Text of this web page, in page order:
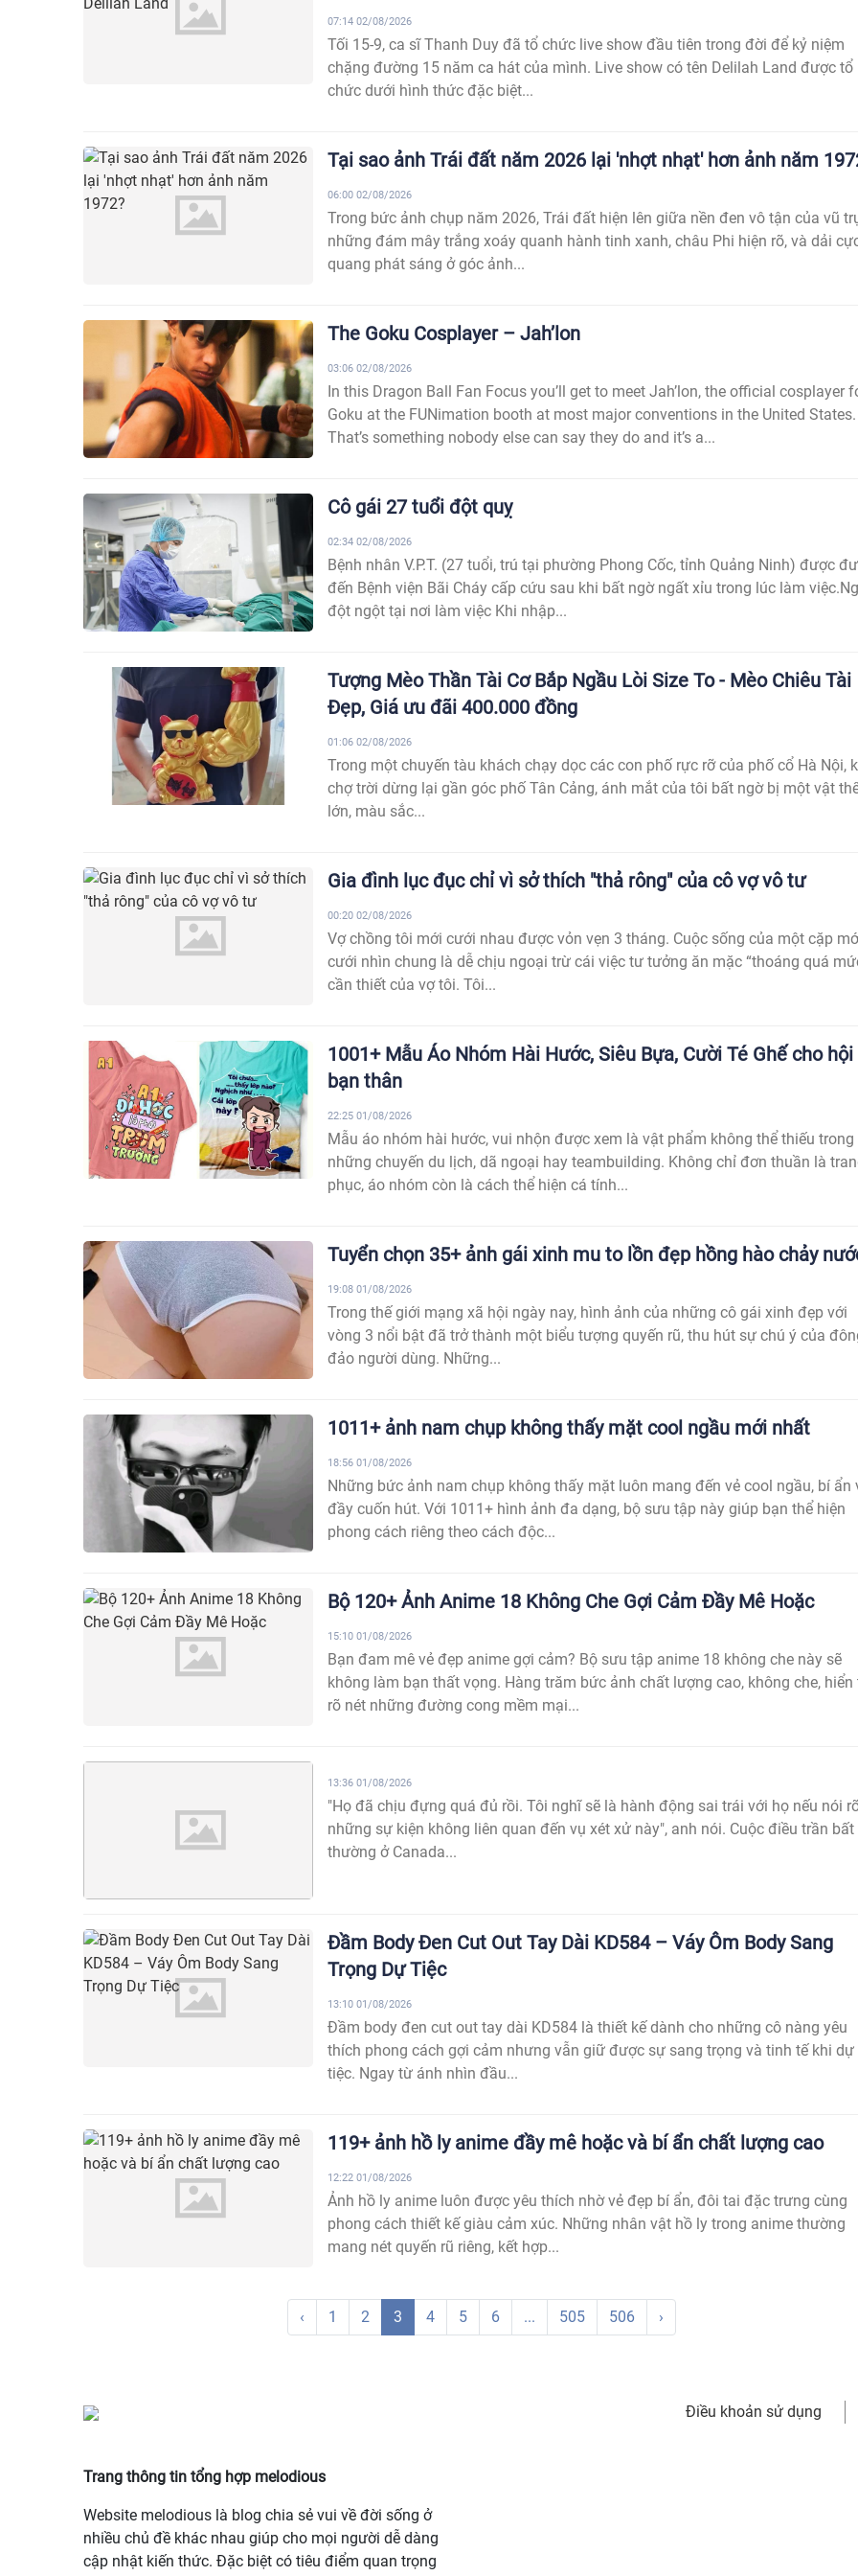
Tối 15-9, ca sĩ Thanh Duy đã tổ chức live show đầu tiên trong đời để kỷ niệm
chặng đường 15 năm ca hát của mình. Live show có tên Delilah Land được tổ
chức dưới hình thức đặc biệt...
07:14 02/08/2026
Tại sao ảnh Trái đất năm 2026 lại 'nhợt nhạt' hơn ảnh năm
Trong bức ảnh chụp năm 2026, Trái đất hiện lên giữa nền đen vô tận của vũ
những đám mây trắng xoáy quanh hành tinh xanh, châu Phi hiện rõ, và dải
quang phát sáng ở góc ảnh...
06:00 02/08/2026
The Goku Cosplayer – Jah’lon
In this Dragon Ball Fan Focus you’ll get to meet Jah’lon, the official cosplayer
Goku at the FUNimation booth at most major conventions in the United States.
That’s something nobody else can say they do and it’s a...
03:06 02/08/2026
Cô gái 27 tuổi đột quỵ
Bệnh nhân V.P.T. (27 tuổi, trú tại phường Phong Cốc, tỉnh Quảng Ninh) được
đến Bệnh viện Bãi Cháy cấp cứu sau khi bất ngờ ngất xỉu trong lúc làm
đột ngột tại nơi làm việc Khi nhập...
02:34 02/08/2026
Tượng Mèo Thần Tài Cơ Bắp Ngầu Lòi Size To - Mèo Chiêu Tài
Đẹp, Giá ưu đãi 400.000 đồng
Trong một chuyến tàu khách chạy dọc các con phố rực rỡ của phố cổ Hà Nội,
chợ trời dừng lại gần góc phố Tân Cảng, ánh mắt của tôi bất ngờ bị một vật
lớn, màu sắc...
01:06 02/08/2026
Gia đình lục đục chỉ vì sở thích "thả rông" của cô vợ vô tư
Vợ chồng tôi mới cưới nhau được vỏn vẹn 3 tháng. Cuộc sống của một cặp
cưới nhìn chung là dễ chịu ngoại trừ cái việc tư tưởng ăn mặc “thoáng quá
cần thiết của vợ tôi. Tôi...
00:20 02/08/2026
1001+ Mẫu Áo Nhóm Hài Hước, Siêu Bựa, Cười Té Ghế cho hội
bạn thân
Mẫu áo nhóm hài hước, vui nhộn được xem là vật phẩm không thể thiếu trong
những chuyến du lịch, dã ngoại hay teambuilding. Không chỉ đơn thuần là
phục, áo nhóm còn là cách thể hiện cá tính...
22:25 01/08/2026
Tuyển chọn 35+ ảnh gái xinh mu to lồn đẹp hồng hào chảy
Trong thế giới mạng xã hội ngày nay, hình ảnh của những cô gái xinh đẹp với
vòng 3 nổi bật đã trở thành một biểu tượng quyến rũ, thu hút sự chú ý của
đảo người dùng. Những...
19:08 01/08/2026
1011+ ảnh nam chụp không thấy mặt cool ngầu mới nhất
Những bức ảnh nam chụp không thấy mặt luôn mang đến vẻ cool ngầu, bí ẩn
đầy cuốn hút. Với 1011+ hình ảnh đa dạng, bộ sưu tập này giúp bạn thể hiện
phong cách riêng theo cách độc...
18:56 01/08/2026
Bộ 120+ Ảnh Anime 18 Không Che Gợi Cảm Đầy Mê Hoặc
Bạn đam mê vẻ đẹp anime gợi cảm? Bộ sưu tập anime 18 không che này sẽ
không làm bạn thất vọng. Hàng trăm bức ảnh chất lượng cao, không che, hiển
rõ nét những đường cong mềm mại...
15:10 01/08/2026
"Họ đã chịu đựng quá đủ rồi. Tôi nghĩ sẽ là hành động sai trái với họ nếu nói
những sự kiện không liên quan đến vụ xét xử này", anh nói. Cuộc điều trần bất
thường ở Canada...
13:36 01/08/2026
Đầm Body Đen Cut Out Tay Dài KD584 – Váy Ôm Body Sang
Trọng Dự Tiệc
Đầm body đen cut out tay dài KD584 là thiết kế dành cho những cô nàng yêu
thích phong cách gợi cảm nhưng vẫn giữ được sự sang trọng và tinh tế khi dự
tiệc. Ngay từ ánh nhìn đầu...
13:10 01/08/2026
119+ ảnh hồ ly anime đầy mê hoặc và bí ẩn chất lượng cao
Ảnh hồ ly anime luôn được yêu thích nhờ vẻ đẹp bí ẩn, đôi tai đặc trưng cùng
phong cách thiết kế giàu cảm xúc. Những nhân vật hồ ly trong anime thường
mang nét quyến rũ riêng, kết hợp...
12:22 01/08/2026
‹ 1 2 3 4 5 6 ... 505 506 ›
Điều khoản sử dụng
Trang thông tin tổng hợp melodious
Website melodious là blog chia sẻ vui về đời sống ở
nhiều chủ đề khác nhau giúp cho mọi người dễ dàng
cập nhật kiến thức. Đặc biệt có tiêu điểm quan trọng